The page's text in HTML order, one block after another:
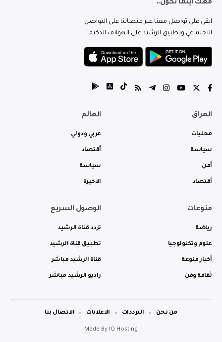
معك اينما تكون..
ابقى على تواصل معنا عبر منصاتنا على التواصل
الاجتماعي وتطبيق الرشيد على الهواتف الذكية.
العراق
محليات
سياسة
أمن
أقتصاد
العالم
عربي ودولي
أقتصاد
سياسة
الاخيرة
منوعات
رياضة
علوم وتكنولوجيا
أخبار منوعة
ثقافة وفن
الوصول السريع
تردد قناة الرشيد
تطبيق قناة الرشيد
قناة الرشيد مباشر
راديو الرشيد مباشر
Made By IQ Hosting
من نحن الترددات الاعلانات الاتصال بنا